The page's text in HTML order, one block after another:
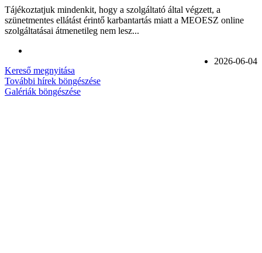
Tájékoztatjuk mindenkit, hogy a szolgáltató által végzett, a
szünetmentes ellátást érintő karbantartás miatt a MEOESZ online
szolgáltatásai átmenetileg nem lesz...
2026-06-04
Kereső megnyitása
További hírek böngészése
Galériák böngészése